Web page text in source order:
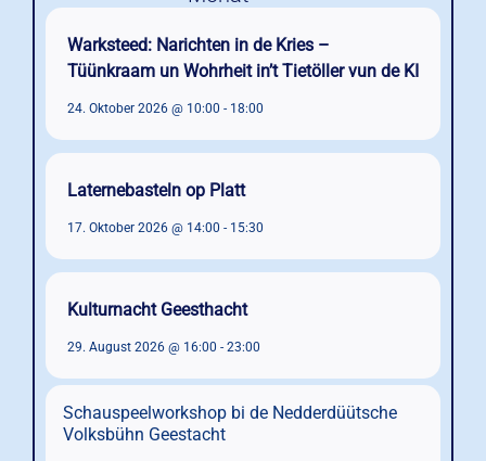
Warksteed: Narichten in de Kries –
Tüünkraam un Wohrheit in’t Tietöller vun de KI
24. Oktober 2026 @ 10:00 - 18:00
Laternebasteln op Platt
17. Oktober 2026 @ 14:00 - 15:30
Kulturnacht Geesthacht
29. August 2026 @ 16:00 - 23:00
Schauspeelworkshop bi de Nedderdüütsche
Volksbühn Geestacht